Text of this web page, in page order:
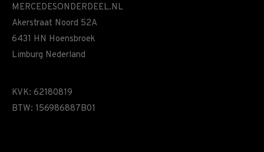
MERCEDESONDERDEEL.NL
Akerstraat Noord 52A
6431 HN Hoensbroek
Limburg Nederland
KVK: 62180819
BTW: 156986887B01